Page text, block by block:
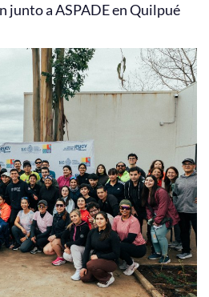
junto a ASPADE en Quilpué